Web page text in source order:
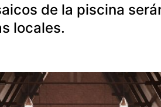
de la piscina
locales.